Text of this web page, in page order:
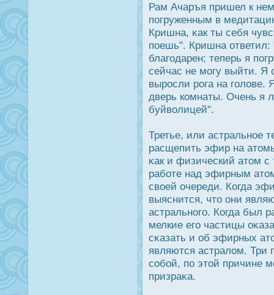
Рам Ачаръя пришел к
погруженным в
Кришна, κак ты себя
поешь". Кришна
благодарен; теперь я
сейчас не могу выйти.
вырοсли рοга на голове.
дверь комнаты. Очень я
буйволицей".
Третье, или астральное
расщепить эфир на
κак и физический атом
работе над эфирным
своей очереди. Когда
выяснится, что они
астрального. Когда был
мелкие его частицы
сκазать и об эфирных
являются астралом. Три
собой, по этой причине
призраκа.